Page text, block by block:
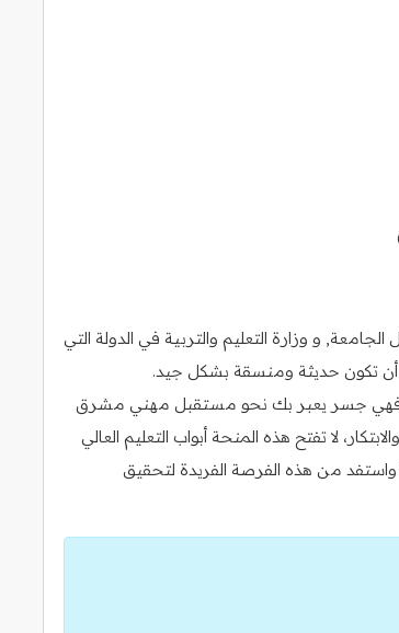
و وزارة التعليم والتربية في الدولة التي
أن تكون حديثة ومنسقة بشكل جيد.
فهي جسر يعبر بك نحو مستقبل مهني مشرق
لا تفتح هذه المنحة أبواب التعليم العالي
من هذه الفرصة الفريدة لتحقيق